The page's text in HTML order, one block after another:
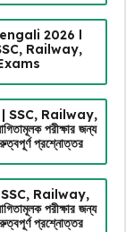
2026 l
| SSC, Railway,
SSC, Railway,
পরীক্ষার জন্য
প্রশ্নোত্তর
Railway,
পরীক্ষার জন্য
প্রশ্নোত্তর